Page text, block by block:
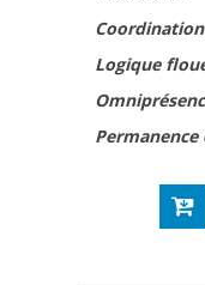
Logique